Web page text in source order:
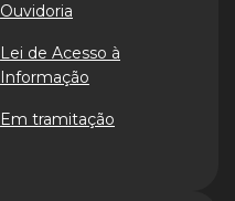
Ouvidoria
Lei de Acesso à
Informação
Em tramitação